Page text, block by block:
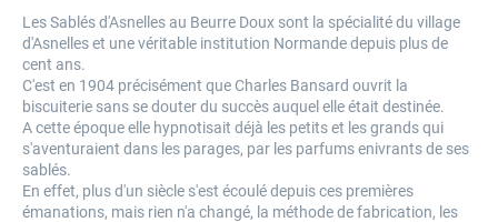
Les Sablés d'Asnelles au Beurre Doux sont la spécialité du village
d'Asnelles et une véritable institution Normande depuis plus de
cent ans.
C'est en 1904 précisément que Charles Bansard ouvrit la
biscuiterie sans se douter du succès auquel elle était destinée.
A cette époque elle hypnotisait déjà les petits et les grands qui
s'aventuraient dans les parages, par les parfums enivrants de ses
sablés.
En effet, plus d'un siècle s'est écoulé depuis ces premières
émanations, mais rien n'a changé, la méthode de fabrication, les